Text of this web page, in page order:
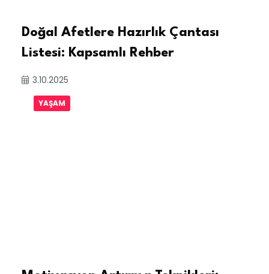
Doğal Afetlere Hazırlık Çantası
Listesi: Kapsamlı Rehber
3.10.2025
YAŞAM